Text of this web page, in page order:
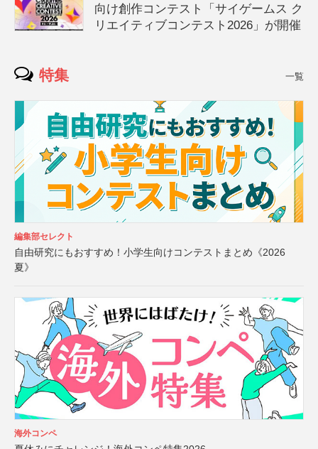
向け創作コンテスト「サイゲームス ク
リエイティブコンテスト2026」が開催
特集 一覧
編集部セレクト
自由研究にもおすすめ！小学生向けコンテストまとめ《2026
夏》
海外コンペ